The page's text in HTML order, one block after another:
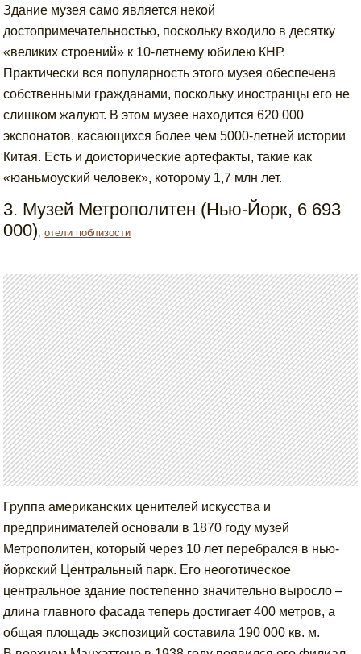
Здание музея само является некой
достопримечательностью, поскольку входило в десятку
«великих строений» к 10-летнему юбилею КНР.
Практически вся популярность этого музея обеспечена
собственными гражданами, поскольку иностранцы его не
слишком жалуют. В этом музее находится 620 000
экспонатов, касающихся более чем 5000-летней истории
Китая. Есть и доисторические артефакты, такие как
«юаньмоуский человек», которому 1,7 млн лет.
3. Музей Метрополитен (Нью-Йорк, 6 693
000) ,отели поблизости
Группа американских ценителей искусства и
предпринимателей основали в 1870 году музей
Метрополитен, который через 10 лет перебрался в нью-
йоркский Центральный парк. Его неоготическое
центральное здание постепенно значительно выросло –
длина главного фасада теперь достигает 400 метров, а
общая площадь экспозиций составила 190 000 кв. м.